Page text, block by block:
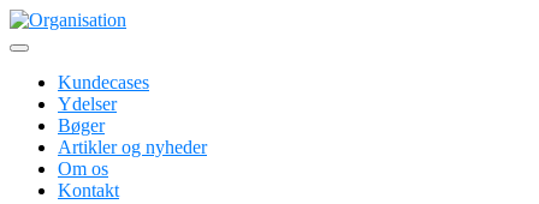
Skip
to
Organisation
Kundecases
Ydelser
Bøger
Artikler og nyheder
Om os
Kontakt